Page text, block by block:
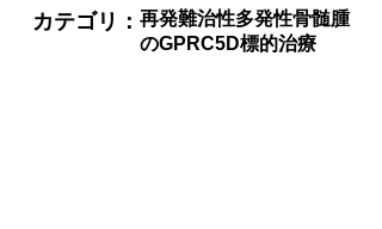
カテゴリ： 再発難治性多発性骨髄腫
のGPRC5D標的治療